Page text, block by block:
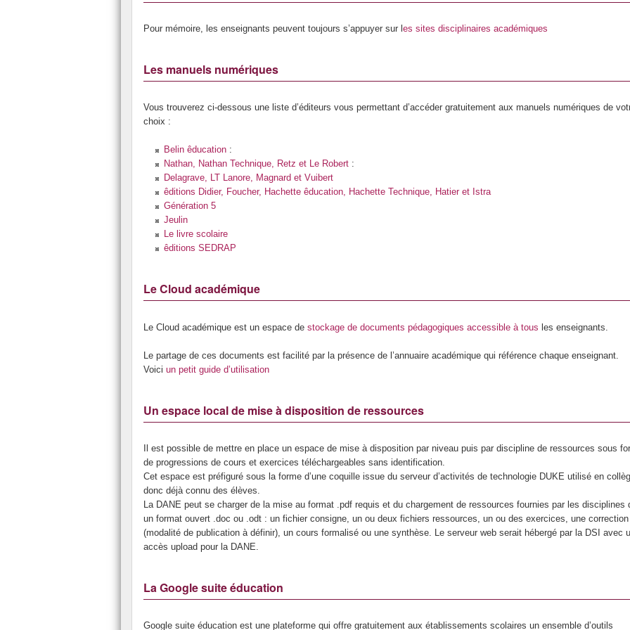
Pour mémoire, les enseignants peuvent toujours s’appuyer sur l es sites disciplinaires académiques
Les manuels numériques
Vous trouverez ci-dessous une liste d’éditeurs vous permettant d’accéder gratuitement aux manuels numériques de
choix :
Belin êducation:
Nathan, Nathan Technique, Retz et Le Robert:
Delagrave, LT Lanore, Magnard et Vuibert
êditions Didier, Foucher, Hachette êducation, Hachette Technique, Hatier et Istra
Génération 5
Jeulin
Le livre scolaire
êditions SEDRAP
Le Cloud académique
Le Cloud académique est un espace de stockage de documents pédagogiques accessible à tous les enseignants.
Le partage de ces documents est facilité par la présence de l’annuaire académique qui référence chaque enseignant.
Voici un petit guide d’utilisation
Un espace local de mise à disposition de ressources
Il est possible de mettre en place un espace de mise à disposition par niveau puis par discipline de ressources sous
de progressions de cours et exercices téléchargeables sans identification.
Cet espace est préfiguré sous la forme d’une coquille issue du serveur d’activités de technologie DUKE utilisé en
donc déjà connu des élèves.
La DANE peut se charger de la mise au format .pdf requis et du chargement de ressources fournies par les disciplines
un format ouvert .doc ou .odt : un fichier consigne, un ou deux fichiers ressources, un ou des exercices, une correction
(modalité de publication à définir), un cours formalisé ou une synthèse. Le serveur web serait hébergé par la DSI avec
accès upload pour la DANE.
La Google suite éducation
Google suite éducation est une plateforme qui offre gratuitement aux établissements scolaires un ensemble d’outils